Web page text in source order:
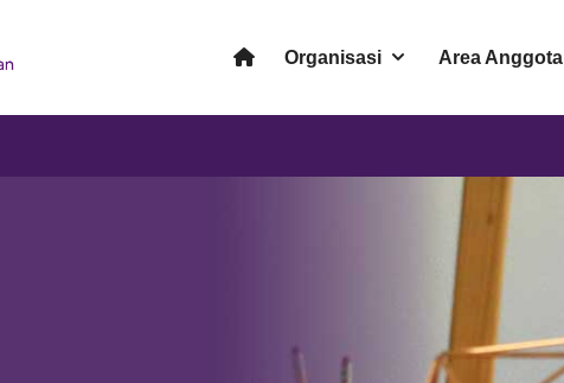
Organisasi Area Anggota